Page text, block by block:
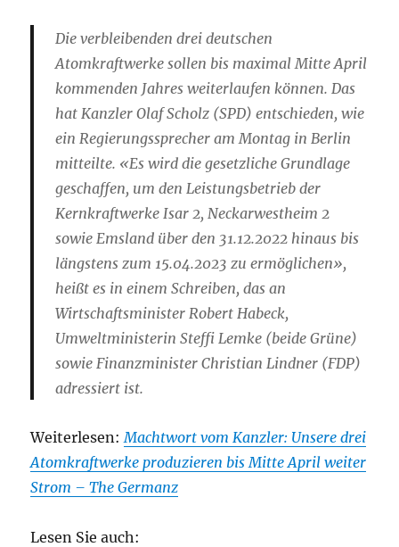
Die verbleibenden drei deutschen
Atomkraftwerke sollen bis maximal Mitte April
kommenden Jahres weiterlaufen können. Das
hat Kanzler Olaf Scholz (SPD) entschieden, wie
ein Regierungssprecher am Montag in Berlin
mitteilte. «Es wird die gesetzliche Grundlage
geschaffen, um den Leistungsbetrieb der
Kernkraftwerke Isar 2, Neckarwestheim 2
sowie Emsland über den 31.12.2022 hinaus bis
längstens zum 15.04.2023 zu ermöglichen»,
heißt es in einem Schreiben, das an
Wirtschaftsminister Robert Habeck,
Umweltministerin Steffi Lemke (beide Grüne)
sowie Finanzminister Christian Lindner (FDP)
adressiert ist.
Weiterlesen: Machtwort vom Kanzler: Unsere drei
Atomkraftwerke produzieren bis Mitte April weiter
Strom – The Germanz
Lesen Sie auch: